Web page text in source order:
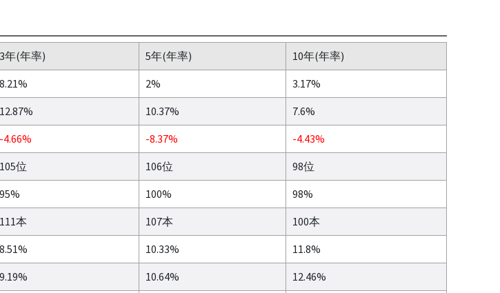
3年(年率) 5年(年率)
10年(年率)
8.21% 2%
3.17%
12.87% 10.37%
7.6%
-4.66% -8.37%
-4.43%
105位 106位
98位
95% 100%
98%
111本 107本
100本
8.51% 10.33%
11.8%
9.19% 10.64%
12.46%